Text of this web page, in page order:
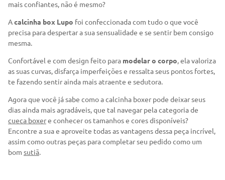
mais confiantes, não é mesmo?
Acalcinha box Lupo foi confeccionada com tudo o que você
precisa para despertar a sua sensualidade e se sentir bem consigo
mesma.
Confortável e com design feito para modelar o corpo, ela valoriza
as suas curvas, disfarça imperfeições e ressalta seus pontos fortes,
te fazendo sentir ainda mais atraente e sedutora.
Agora que você já sabe como a calcinha boxer pode deixar seus
dias ainda mais agradáveis, que tal navegar pela categoria de
cueca boxere conhecer os tamanhos e cores disponíveis?
Encontre a sua e aproveite todas as vantagens dessa peça incrível,
assim como outras peças para completar seu pedido como um
bom sutiã.